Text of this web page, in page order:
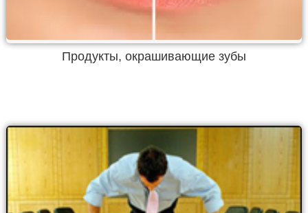
Продукты, окрашивающие зубы